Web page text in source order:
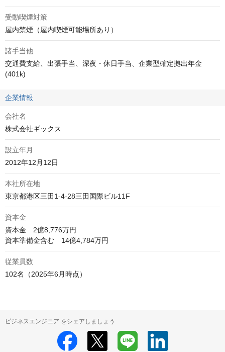
受動喫煙対策
屋内禁煙（屋内喫煙可能場所あり）
諸手当他
交通費支給、出張手当、深夜・休日手当、企業型確定拠出年金
(401k)
企業情報
会社名
株式会社ギックス
設立年月
2012年12月12日
本社所在地
東京都港区三田1-4-28三田国際ビル11F
資本金
資本金　2億8,776万円
資本準備金含む　14億4,784万円
従業員数
102名（2025年6月時点）
ビジネスエンジニア をシェアしましょう